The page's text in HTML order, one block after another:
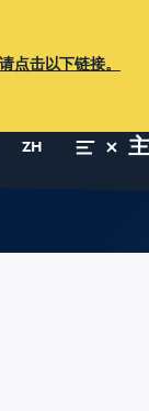
点击以下链接。
ZH